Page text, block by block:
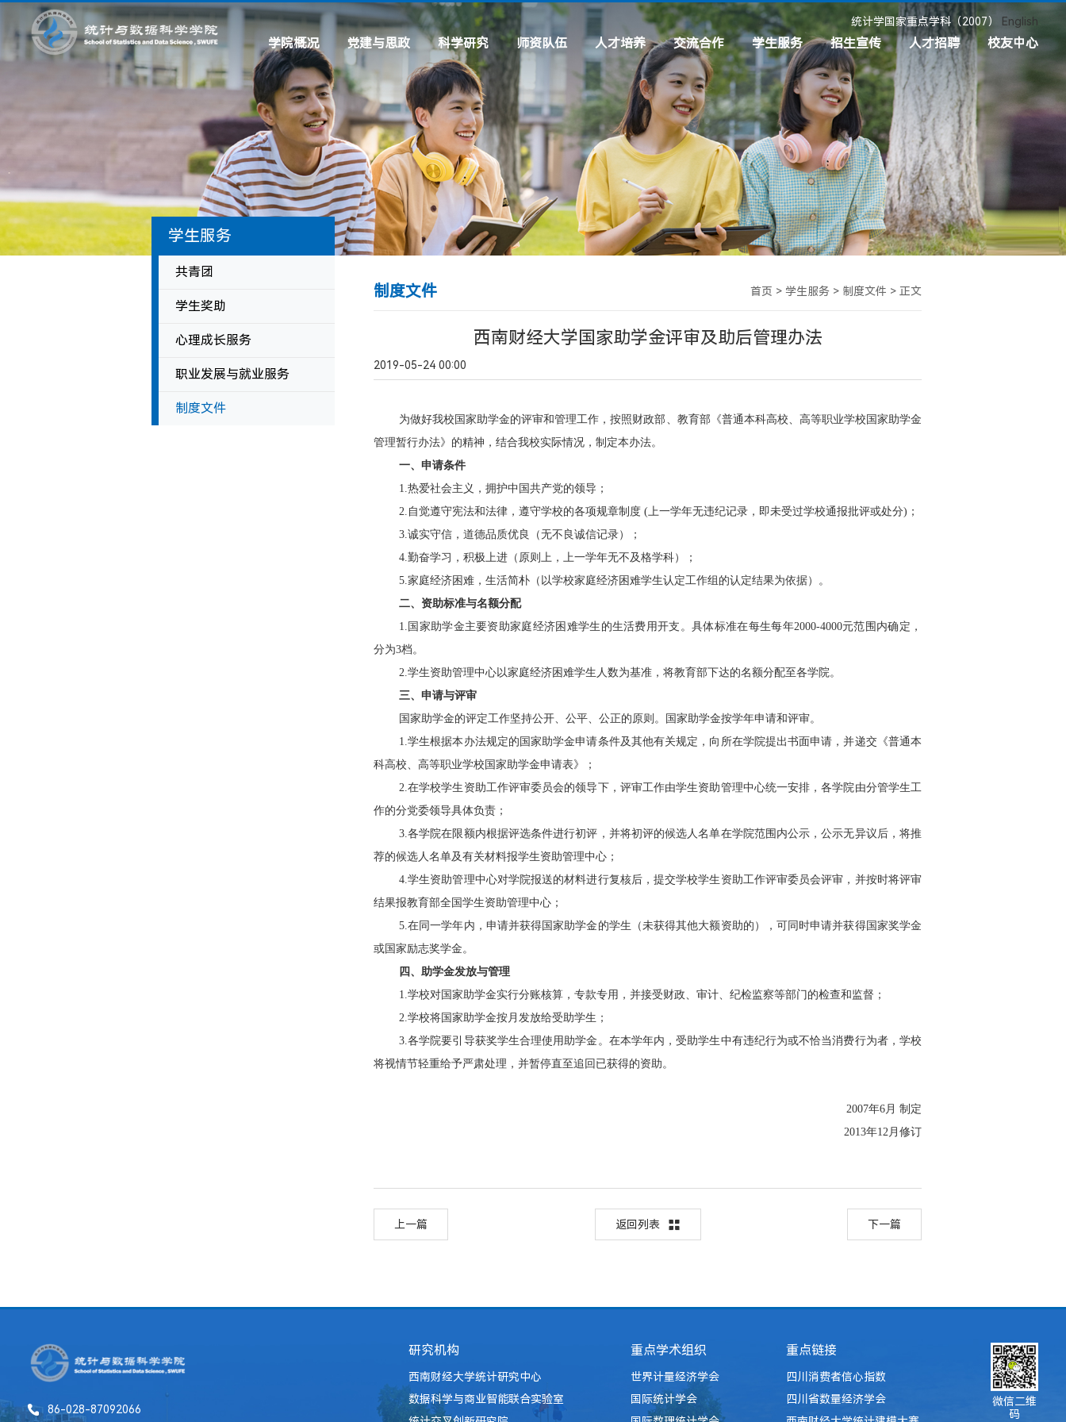
统计学国家重点学科（2007） English
学院概况
学院简介
现任领导
历史沿革
系所设置
联系我们
党建与思政
理论建设
工作动态
通知公告
先进风采
学习教育
科学研究
科研机构
科研动态
师资队伍
专任教师
行政及辅导员
人才培养
专业设置
虚拟仿真专题
实践专题
交流合作
交流项目
常用链接
学生服务
共青团
学生奖助
心理成长服务
职业发展与就业服务
制度文件
招生宣传
本科招生
硕士招生
博士招生
新生入学须知
人才招聘
招聘信息
校友中心
校友分会
校友工作
校友基金
校友捐赠
学生服务
共青团
学生奖助
心理成长服务
职业发展与就业服务
制度文件
制度文件 首页 > 学生服务 > 制度文件 > 正文
西南财经大学国家助学金评审及助后管理办法
2019-05-24 00:00
为做好我校国家助学金的评审和管理工作，按照财政部、教育部《普通本科高校、高等职业学校国家助学金
管理暂行办法》的精神，结合我校实际情况，制定本办法。
一、申请条件
1.热爱社会主义，拥护中国共产党的领导；
2. 自觉遵守宪法和法律，遵守学校的各项规章制度 (上一学年无违纪记录，即未受过学校通报批评或处分)；
3.诚实守信，道德品质优良（无不良诚信记录）；
4.勤奋学习，积极上进（原则上，上一学年无不及格学科）；
5.家庭经济困难，生活简朴（以学校家庭经济困难学生认定工作组的认定结果为依据）。
二、资助标准与名额分配
1. 国家助学金主要资助家庭经济困难学生的生活费用开支。具体标准在每生每年2000-4000元范围内确定，
分为3档。
2.学生资助管理中心以家庭经济困难学生人数为基准，将教育部下达的名额分配至各学院。
三、申请与评审
国家助学金的评定工作坚持公开、公平、公正的原则。国家助学金按学年申请和评审。
1.学生根据本办法规定的国家助学金申请条件及其他有关规定，向所在学院提出书面申请，并递交《普通本
科高校、高等职业学校国家助学金申请表》；
2.在学校学生资助工作评审委员会的领导下，评审工作由学生资助管理中心统一安排，各学院由分管学生工
作的分党委领导具体负责；
3.各学院在限额内根据评选条件进行初评，并将初评的候选人名单在学院范围内公示，公示无异议后，将推
荐的候选人名单及有关材料报学生资助管理中心；
4.学生资助管理中心对学院报送的材料进行复核后，提交学校学生资助工作评审委员会评审，并按时将评审
结果报教育部全国学生资助管理中心；
5.在同一学年内，申请并获得国家助学金的学生（未获得其他大额资助的），可同时申请并获得国家奖学金
或国家励志奖学金。
四、助学金发放与管理
1.学校对国家助学金实行分账核算，专款专用，并接受财政、审计、纪检监察等部门的检查和监督；
2.学校将国家助学金按月发放给受助学生；
3.各学院要引导获奖学生合理使用助学金。在本学年内，受助学生中有违纪行为或不恰当消费行为者，学校
将视情节轻重给予严肃处理，并暂停直至追回已获得的资助。
2007年6月 制定
2013年12月修订
上一篇 返回列表 下一篇
86-028-87092066
研究机构
西南财经大学统计研究中心
数据科学与商业智能联合实验室
重点学术组织
世界计量经济学会
国际统计学会
重点链接
四川消费者信心指数
四川省数量经济学会
微信二维
码